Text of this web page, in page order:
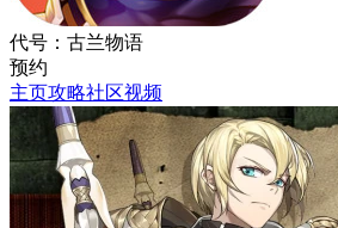
代号：古兰物语
预约
主页攻略社区视频